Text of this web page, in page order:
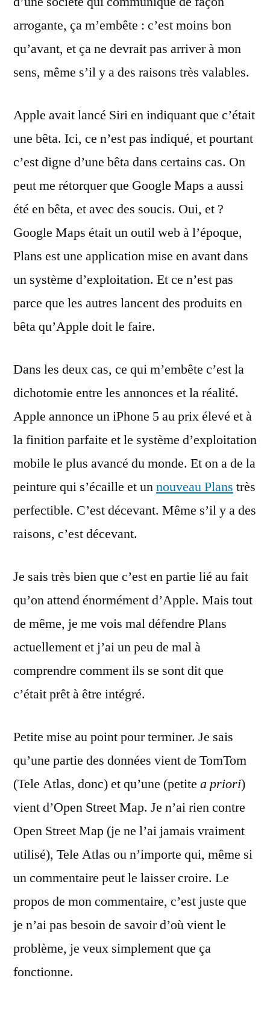
arrogante, ça m’embête : c’est moins bon
qu’avant, et ça ne devrait pas arriver à mon
sens, même s’il y a des raisons très valables.
Apple avait lancé Siri en indiquant que c’était
une bêta. Ici, ce n’est pas indiqué, et pourtant
c’est digne d’une bêta dans certains cas. On
peut me rétorquer que Google Maps a aussi
été en bêta, et avec des soucis. Oui, et ?
Google Maps était un outil web à l’époque,
Plans est une application mise en avant dans
un système d’exploitation. Et ce n’est pas
parce que les autres lancent des produits en
bêta qu’Apple doit le faire.
Dans les deux cas, ce qui m’embête c’est la
dichotomie entre les annonces et la réalité.
Apple annonce un iPhone 5 au prix élevé et à
la finition parfaite et le système d’exploitation
mobile le plus avancé du monde. Et on a de la
peinture qui s’écaille et unnouveau Plans très
perfectible. C’est décevant. Même s’il y a des
raisons, c’est décevant.
Je sais très bien que c’est en partie lié au fait
qu’on attend énormément d’Apple. Mais tout
de même, je me vois mal défendre Plans
actuellement et j’ai un peu de mal à
comprendre comment ils se sont dit que
c’était prêt à être intégré.
Petite mise au point pour terminer. Je sais
qu’une partie des données vient de TomTom
(Tele Atlas, donc) et qu’une (petite a priori)
vient d’Open Street Map. Je n’ai rien contre
Open Street Map (je ne l’ai jamais vraiment
utilisé), Tele Atlas ou n’importe qui, même si
un commentaire peut le laisser croire. Le
propos de mon commentaire, c’est juste que
je n’ai pas besoin de savoir d’où vient le
problème, je veux simplement que ça
fonctionne.